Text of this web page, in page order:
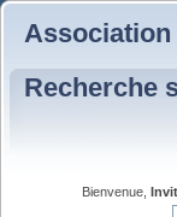
Association
Recherche
Bienvenue,